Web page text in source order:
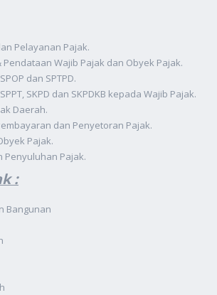
Pelayanan Pajak.
Wajib Pajak dan Obyek Pajak.
dan SPTPD.
SKPD dan SKPDKB kepada Wajib Pajak.
Daerah.
dan Penyetoran Pajak.
Pajak.
Penyuluhan Pajak.
:
Bangunan